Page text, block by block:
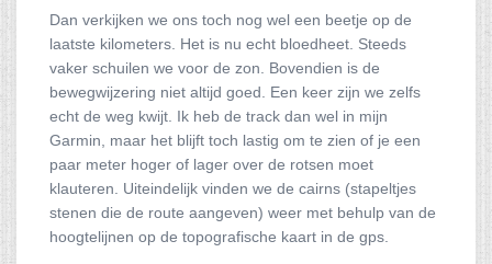
Dan verkijken we ons toch nog wel een beetje op de
laatste kilometers. Het is nu echt bloedheet. Steeds
vaker schuilen we voor de zon. Bovendien is de
bewegwijzering niet altijd goed. Een keer zijn we zelfs
echt de weg kwijt. Ik heb de track dan wel in mijn
Garmin, maar het blijft toch lastig om te zien of je een
paar meter hoger of lager over de rotsen moet
klauteren. Uiteindelijk vinden we de cairns (stapeltjes
stenen die de route aangeven) weer met behulp van de
hoogtelijnen op de topografische kaart in de gps.